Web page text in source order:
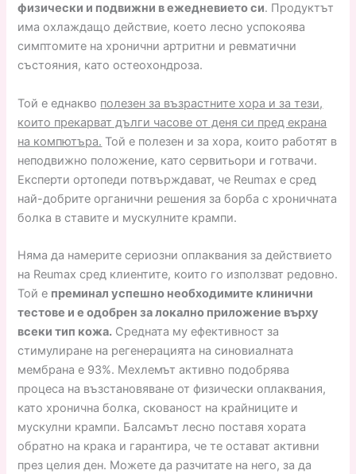
физически и подвижни в ежедневието си. Продуктът
има охлаждащо действие, което лесно успокоява
симптомите на хронични артритни и ревматични
състояния, като остеохондроза.
Той е еднакво полезен за възрастните хора и за тези,
които прекарват дълги часове от деня си пред екрана
на компютъра. Той е полезен и за хора, които работят в
неподвижно положение, като сервитьори и готвачи.
Експерти ортопеди потвърждават, че Reumax е сред
най-добрите органични решения за борба с хроничната
болка в ставите и мускулните крампи.
Няма да намерите сериозни оплаквания за действието
на Reumax сред клиентите, които го използват редовно.
Той е преминал успешно необходимите клинични
тестове и е одобрен за локално приложение върху
всеки тип кожа. Средната му ефективност за
стимулиране на регенерацията на синовиалната
мембрана е 93%. Мехлемът активно подобрява
процеса на възстановяване от физически оплаквания,
като хронична болка, скованост на крайниците и
мускулни крампи. Балсамът лесно поставя хората
обратно на крака и гарантира, че те остават активни
през целия ден. Можете да разчитате на него, за да